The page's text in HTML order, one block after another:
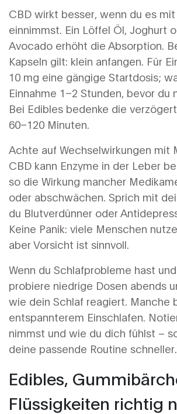
CBD wirkt besser, wenn du es
einnimmst. Ein Löffel Öl, Joghurt
Avocado erhöht die Absorption.
Kapseln gilt: klein anfangen. Für
10 mg eine gängige Startdosis;
Einnahme 1–2 Stunden, bevor du
Bei Edibles bedenke die
60–120 Minuten.
Achte auf Wechselwirkungen mit
CBD kann Enzyme in der Leber
so die Wirkung mancher
oder abschwächen. Sprich mit
du Blutverdünner oder
Keine Panik: viele Menschen
aber Vorsicht ist sinnvoll.
Wenn du Schlafprobleme hast
probiere niedrige Dosen abends
wie dein Schlaf reagiert. Manche
entspannterem Einschlafen.
nimmst und wie du dich fühlst –
deine passende Routine schneller.
Edibles,
Flüssigkeiten richtig